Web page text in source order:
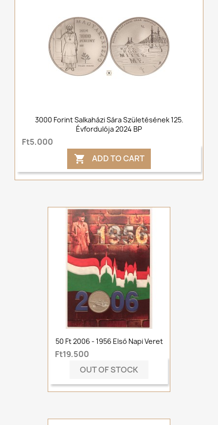
3000 Forint Salkaházi Sára Születésének 125.
Évfordulója 2024 BP
Ft5,000
 ADD TO CART
50 Ft 2006 - 1956 Első Napi Veret
Ft19,500
OUT OF STOCK